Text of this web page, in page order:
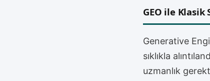
GEO ile Klasik
Generative
sıklıkla
uzmanlık